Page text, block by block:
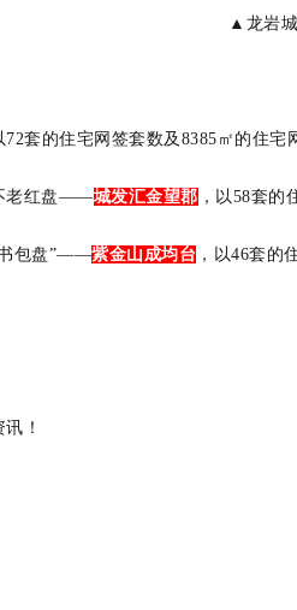
▲龙岩
72套的住宅网签套数及8385㎡的住
老红盘——城发汇金望郡 ，以58套的
书包盘”——紫金山成均台 ，以46套的
！